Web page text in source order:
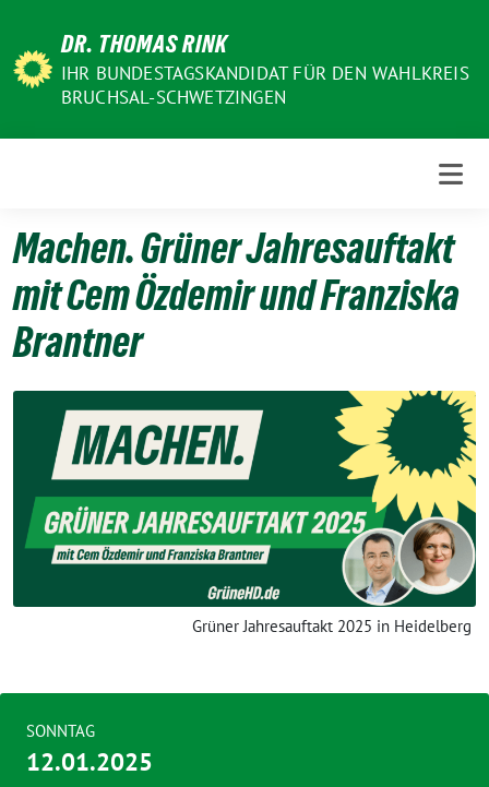
Inhalt
DR. THOMAS RINK
IHR BUNDESTAGSKANDIDAT FÜR DEN WAHLKREIS
BRUCHSAL-SCHWETZINGEN
Machen. Grüner Jahresauftakt
mit Cem Özdemir und Franziska
Brantner
Grüner Jahresauftakt 2025 in Heidelberg
SONNTAG
12.01.2025